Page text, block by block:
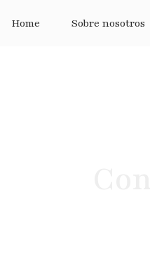
Home Sobre nosotros